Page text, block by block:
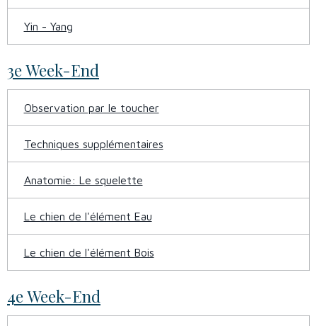
Yin - Yang
3e Week-End
Observation par le toucher
Techniques supplémentaires
Anatomie: Le squelette
Le chien de l'élément Eau
Le chien de l'élément Bois
4e Week-End